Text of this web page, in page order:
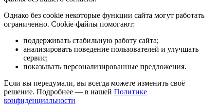
Однако без cookie некоторые функции сайта могут работать
ограниченно. Cookie-файлы помогают:
поддерживать стабильную работу сайта;
анализировать поведение пользователей и улучшать
сервис;
показывать персонализированные предложения.
Если вы передумали, вы всегда можете изменить своё
решение. Подробнее — в нашей Политике
конфиденциальности